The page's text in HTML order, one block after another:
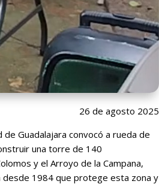
26 de agosto 2025
Guadalajara convocó a rueda de
una torre de 140
y el Arroyo de la Campana,
desde 1984 que protege esta zona y